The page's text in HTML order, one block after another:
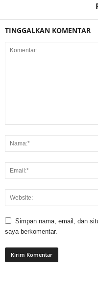
TINGGALKAN KOMENTAR
Simpan nama, email, dan
saya berkomentar.